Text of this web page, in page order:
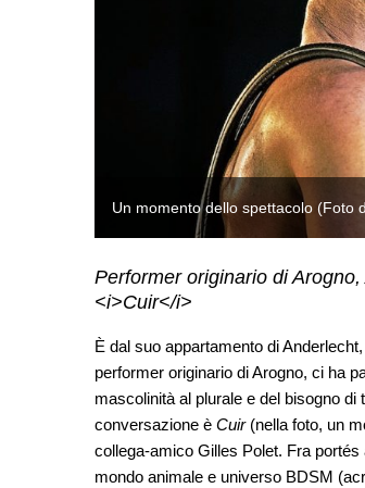
Un momento dello spettacolo (Foto
Performer originario di
<i>Cuir</i>
È dal suo appartamento di
performer originario di Arogno, ci ha
mascolinità al plurale e del bisogno
conversazione è Cuir(nella foto, un
collega-amico Gilles Polet. Fra
mondo animale e universo BDSM